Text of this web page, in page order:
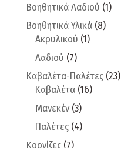
Βοηθητικά Λαδιού (1)
Βοηθητικά Υλικά (8)
Ακρυλικού (1)
Λαδιού (7)
Καβαλέτα-Παλέτες (23)
Καβαλέτα (16)
Μανεκέν (3)
Παλέτες (4)
Κορνίζες (7)